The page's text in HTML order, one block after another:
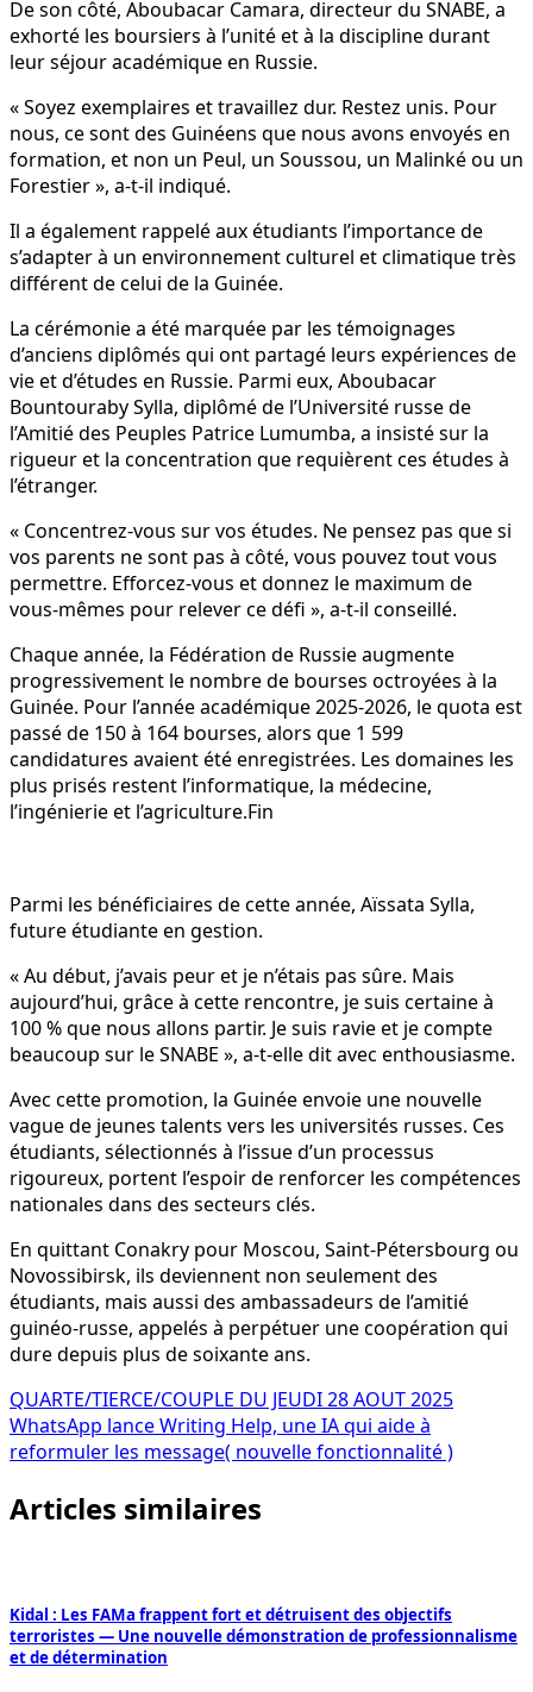
De son côté, Aboubacar Camara, directeur du SNABE, a
exhorté les boursiers à l’unité et à la discipline durant
leur séjour académique en Russie.
« Soyez exemplaires et travaillez dur. Restez unis. Pour
nous, ce sont des Guinéens que nous avons envoyés en
formation, et non un Peul, un Soussou, un Malinké ou un
Forestier », a-t-il indiqué.
Il a également rappelé aux étudiants l’importance de
s’adapter à un environnement culturel et climatique très
différent de celui de la Guinée.
La cérémonie a été marquée par les témoignages
d’anciens diplômés qui ont partagé leurs expériences de
vie et d’études en Russie. Parmi eux, Aboubacar
Bountouraby Sylla, diplômé de l’Université russe de
l’Amitié des Peuples Patrice Lumumba, a insisté sur la
rigueur et la concentration que requièrent ces études à
l’étranger.
« Concentrez-vous sur vos études. Ne pensez pas que si
vos parents ne sont pas à côté, vous pouvez tout vous
permettre. Efforcez-vous et donnez le maximum de
vous-mêmes pour relever ce défi », a-t-il conseillé.
Chaque année, la Fédération de Russie augmente
progressivement le nombre de bourses octroyées à la
Guinée. Pour l’année académique 2025-2026, le quota est
passé de 150 à 164 bourses, alors que 1 599
candidatures avaient été enregistrées. Les domaines les
plus prisés restent l’informatique, la médecine,
l’ingénierie et l’agriculture.Fin
Parmi les bénéficiaires de cette année, Aïssata Sylla,
future étudiante en gestion.
« Au début, j’avais peur et je n’étais pas sûre. Mais
aujourd’hui, grâce à cette rencontre, je suis certaine à
100 % que nous allons partir. Je suis ravie et je compte
beaucoup sur le SNABE », a-t-elle dit avec enthousiasme.
Avec cette promotion, la Guinée envoie une nouvelle
vague de jeunes talents vers les universités russes. Ces
étudiants, sélectionnés à l’issue d’un processus
rigoureux, portent l’espoir de renforcer les compétences
nationales dans des secteurs clés.
En quittant Conakry pour Moscou, Saint-Pétersbourg ou
Novossibirsk, ils deviennent non seulement des
étudiants, mais aussi des ambassadeurs de l’amitié
guinéo-russe, appelés à perpétuer une coopération qui
dure depuis plus de soixante ans.
Navigation
de
QUARTE/TIERCE/COUPLE DU JEUDI 28 AOUT 2025
WhatsApp lance Writing Help, une IA qui aide à
reformuler les message( nouvelle fonctionnalité )
Articles similaires
Kidal : Les FAMa frappent fort et détruisent des objectifs
terroristes — Une nouvelle démonstration de professionnalisme
et de détermination